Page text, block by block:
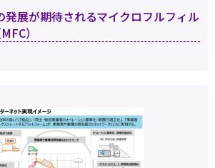
発展が期待されるマイクロフルフィル
）